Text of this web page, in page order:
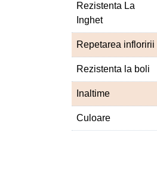
Rezistenta La
Inghet
Repetarea infloririi
Rezistenta la boli
Inaltime
Culoare